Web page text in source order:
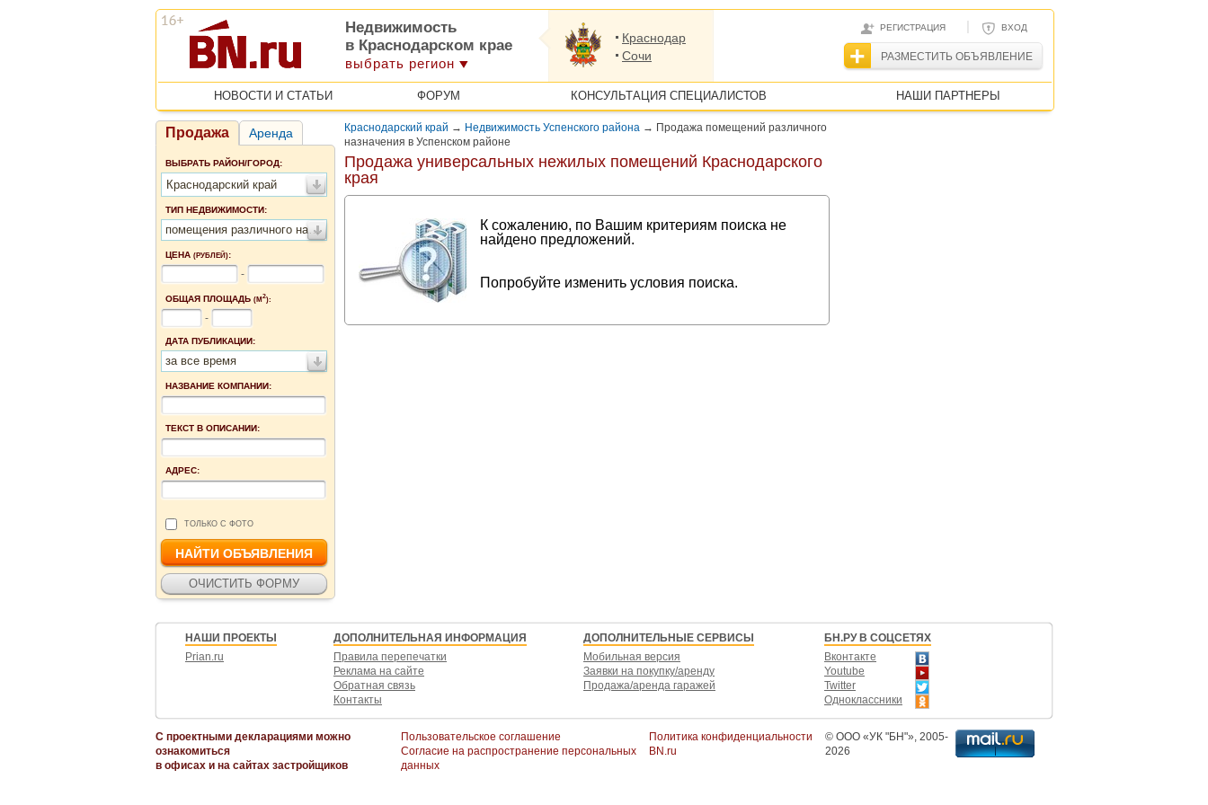
РЕГИСТРАЦИЯ | ВХОД
РАЗМЕСТИТЬ ОБЪЯВЛЕНИЕ
Недвижимость
в Краснодарском крае
выбрать регион
Краснодар
Сочи
НОВОСТИ И СТАТЬИ ФОРУМ КОНСУЛЬТАЦИЯ СПЕЦИАЛИСТОВ НАШИ ПАРТНЕРЫ
Продажа Аренда
ВЫБРАТЬ РАЙОН/ГОРОД:
Краснодарский край
ТИП НЕДВИЖИМОСТИ:
помещения различного назначения
ЦЕНА (РУБЛЕЙ):
-
ОБЩАЯ ПЛОЩАДЬ (М2):
-
ДАТА ПУБЛИКАЦИИ:
за все время
НАЗВАНИЕ КОМПАНИИ:
ТЕКСТ В ОПИСАНИИ:
АДРЕС:
ТОЛЬКО С ФОТО
Краснодарский край → Недвижимость Успенского района → Продажа помещений различного
назначения в Успенском районе
Продажа универсальных нежилых помещений Краснодарского
края
К сожалению, по Вашим критериям поиска не
найдено предложений.
Попробуйте изменить условия поиска.
НАШИ ПРОЕКТЫ
Prian.ru
ДОПОЛНИТЕЛЬНАЯ ИНФОРМАЦИЯ
Правила перепечатки
Реклама на сайте
Обратная связь
Контакты
ДОПОЛНИТЕЛЬНЫЕ СЕРВИСЫ
Мобильная версия
Заявки на покупку/аренду
Продажа/аренда гаражей
БН.РУ В СОЦСЕТЯХ
Вконтакте
Youtube
Twitter
Одноклассники
С проектными декларациями можно
ознакомиться
в офисах и на сайтах застройщиков
Пользовательское соглашение
Согласие на распространение персональных
данных
Политика конфиденциальности
BN.ru
© ООО «УК "БН"» , 2005-
2026